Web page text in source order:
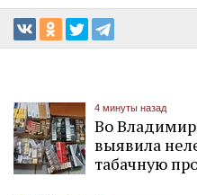
4 минуты назад
Во
выявила
табачную